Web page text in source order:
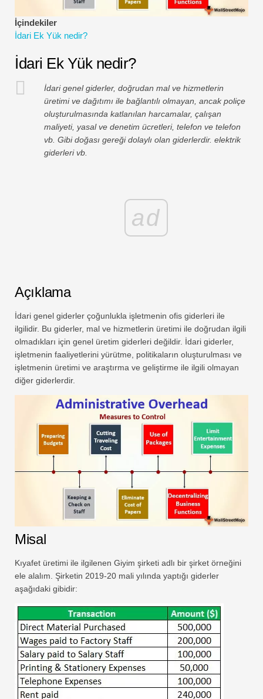
Finansal Modelleme Eğitimleri
Tam form
Risk Yönetimi Öğreticileri
İçindekiler
İdari Ek Yük nedir?
İdari Ek Yük nedir?
İdari genel giderler, doğrudan mal ve hizmetlerin
üretimi ve dağıtımı ile bağlantılı olmayan, ancak poliçe
oluşturulmasında katlanılan harcamalar, çalışan
maliyeti, yasal ve denetim ücretleri, telefon ve telefon
vb. Gibi doğası gereği dolaylı olan giderlerdir. elektrik
giderleri vb.
ad
Açıklama
İdari genel giderler çoğunlukla işletmenin ofis giderleri ile
ilgilidir. Bu giderler, mal ve hizmetlerin üretimi ile doğrudan ilgili
olmadıkları için genel üretim giderleri değildir. İdari giderler,
işletmenin faaliyetlerini yürütme, politikaların oluşturulması ve
işletmenin üretimi ve araştırma ve geliştirme ile ilgili olmayan
diğer giderlerdir.
Misal
Kıyafet üretimi ile ilgilenen Giyim şirketi adlı bir şirket örneğini
ele alalım. Şirketin 2019-20 mali yılında yaptığı giderler
aşağıdaki gibidir: